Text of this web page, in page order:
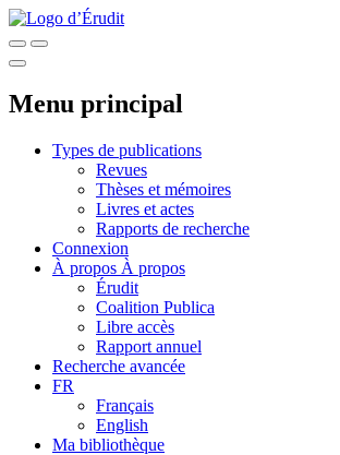
Menu principal
Types de publications
Revues
Thèses et mémoires
Livres et actes
Rapports de recherche
Connexion
À propos À propos
Érudit
Coalition Publica
Libre accès
Rapport annuel
Recherche avancée
FR
Français
English
Ma bibliothèque